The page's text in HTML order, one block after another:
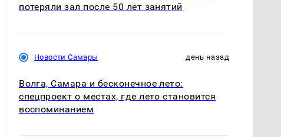
потеряли зал после 50 лет занятий
Новости Самары день назад
Волга, Самара и бесконечное лето:
спецпроект о местах, где лето становится
воспоминанием